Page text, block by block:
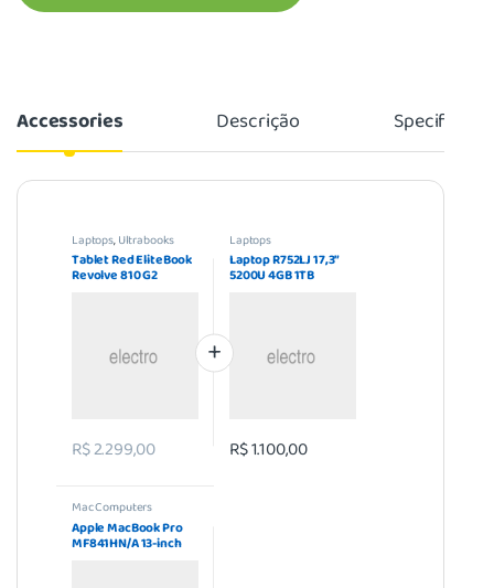
Accessories Descrição
Laptops,Ultrabooks
Tablet Red EliteBook
Revolve 810 G2
R$2.299,00
Laptops
Laptop R752LJ 17,3”
5200U 4GB 1TB
R$1.100,00
Mac Computers
Apple MacBook Pro
MF841HN/A 13-inch